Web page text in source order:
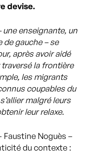
devise.
enseignante, un
gauche – se
après avoir aidé
la frontière
les migrants
coupables du
malgré leurs
leur relaxe.
Faustine Noguès –
du contexte :